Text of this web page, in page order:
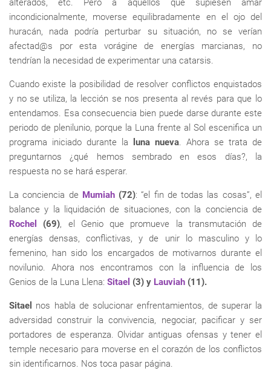
alterados, etc. Pero a aquellos que supiesen amar
incondicionalmente, moverse equilibradamente en el ojo del
huracán, nada podría perturbar su situación, no se verían
afectad@s por esta vorágine de energías marcianas, no
tendrían la necesidad de experimentar una catarsis.
Cuando existe la posibilidad de resolver conflictos enquistados
y no se utiliza, la lección se nos presenta al revés para que lo
entendamos. Esa consecuencia bien puede darse durante este
periodo de plenilunio, porque la Luna frente al Sol escenifica un
programa iniciado durante la
luna nueva. Ahora se trata de
preguntarnos ¿qué hemos sembrado en esos días?, la
respuesta no se hará esperar.
La conciencia de Mumiah(72): “el fin de todas las cosas”, el
balance y la liquidación de situaciones, con la conciencia de
Rochel
(69), el Genio que promueve la transmutación de
energías densas, conflictivas, y de unir lo masculino y lo
femenino, han sido los encargados de motivarnos durante el
novilunio. Ahora nos encontramos con la influencia de los
Genios de la Luna Llena: Sitael (3) y Lauviah (11).
Sitael
nos habla de solucionar enfrentamientos, de superar la
adversidad construir la convivencia, negociar, pacificar y ser
portadores de esperanza. Olvidar antiguas ofensas y tener el
temple necesario para moverse en el corazón de los conflictos
sin identificarnos. Nos toca pasar página.